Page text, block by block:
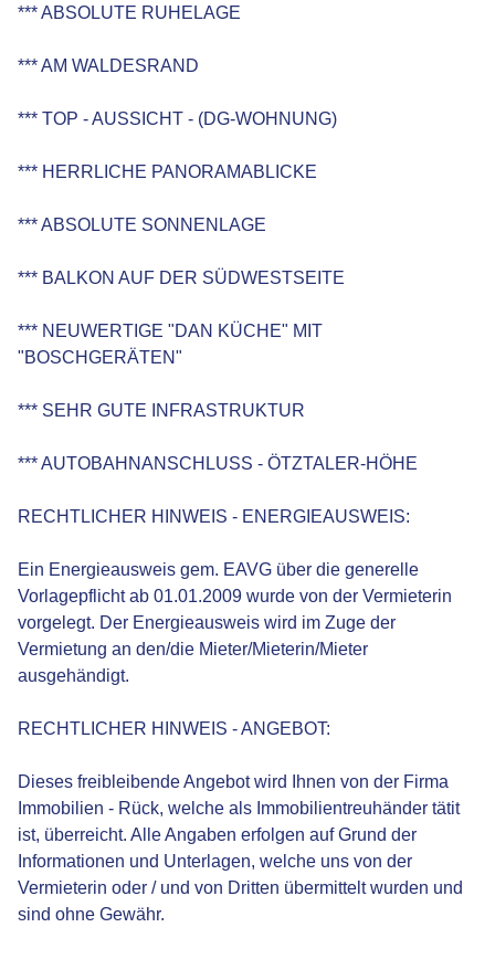
*** ABSOLUTE RUHELAGE
*** AM WALDESRAND
*** TOP - AUSSICHT - (DG-WOHNUNG)
*** HERRLICHE PANORAMABLICKE
*** ABSOLUTE SONNENLAGE
*** BALKON AUF DER SÜDWESTSEITE
*** NEUWERTIGE "DAN KÜCHE" MIT
"BOSCHGERÄTEN"
*** SEHR GUTE INFRASTRUKTUR
*** AUTOBAHNANSCHLUSS - ÖTZTALER-HÖHE
RECHTLICHER HINWEIS - ENERGIEAUSWEIS:
Ein Energieausweis gem. EAVG über die generelle
Vorlagepflicht ab 01.01.2009 wurde von der Vermieterin
vorgelegt. Der Energieausweis wird im Zuge der
Vermietung an den/die Mieter/Mieterin/Mieter
ausgehändigt.
RECHTLICHER HINWEIS - ANGEBOT:
Dieses freibleibende Angebot wird Ihnen von der Firma
Immobilien - Rück, welche als Immobilientreuhänder tätit
ist, überreicht. Alle Angaben erfolgen auf Grund der
Informationen und Unterlagen, welche uns von der
Vermieterin oder / und von Dritten übermittelt wurden und
sind ohne Gewähr.